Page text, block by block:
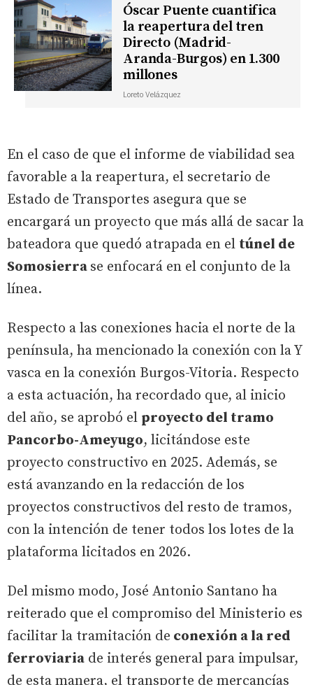
Óscar Puente cuantifica
la reapertura del tren
Directo (Madrid-
Aranda-Burgos) en 1.300
millones
Loreto Velázquez
En el caso de que el informe de viabilidad sea
favorable a la reapertura, el secretario de
Estado de Transportes asegura que se
encargará un proyecto que más allá de sacar la
bateadora que quedó atrapada en el túnel de
Somosierra se enfocará en el conjunto de la
línea.
Respecto a las conexiones hacia el norte de la
península, ha mencionado la conexión con la Y
vasca en la conexión Burgos-Vitoria. Respecto
a esta actuación, ha recordado que, al inicio
del año, se aprobó el proyecto del tramo
Pancorbo-Ameyugo, licitándose este
proyecto constructivo en 2025. Además, se
está avanzando en la redacción de los
proyectos constructivos del resto de tramos,
con la intención de tener todos los lotes de la
plataforma licitados en 2026.
Del mismo modo, José Antonio Santano ha
reiterado que el compromiso del Ministerio es
facilitar la tramitación de conexión a la red
ferroviaria de interés general para impulsar,
de esta manera, el transporte de mercancías